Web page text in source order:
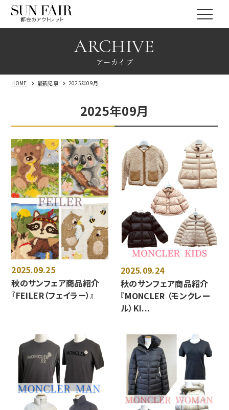
都会のアウトレット
ARCHIVE
アーカイブ
HOME 最新記事 2025年09月
2025年09月
2025.09.25
秋のサンフェア商品紹介
『FEILER（フェイラー）』
2025.09.24
秋のサンフェア商品紹介
『MONCLER （モンクレー
ル）KI...